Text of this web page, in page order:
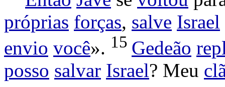
próprias forças, salve Israel
envio você». 15 Gedeão
posso salvar Israel? Meu